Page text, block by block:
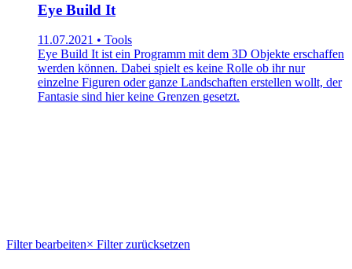
Eye Build It
11.07.2021 • Tools
Eye Build It ist ein Programm mit dem 3D Objekte erschaffen
werden können. Dabei spielt es keine Rolle ob ihr nur
einzelne Figuren oder ganze Landschaften erstellen wollt, der
Fantasie sind hier keine Grenzen gesetzt.
Filter bearbeiten× Filter zurücksetzen